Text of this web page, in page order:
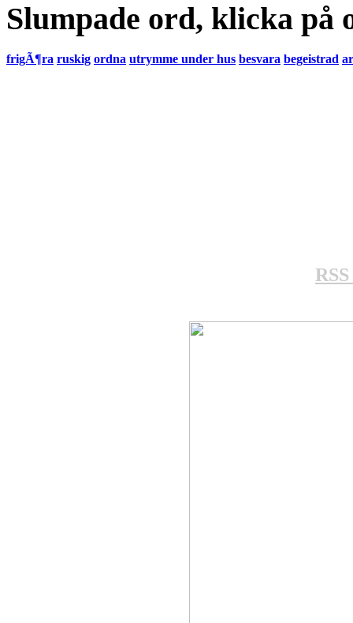
Slumpade ord, klicka på
frigÃ¶ra ruskig ordna utrymme under hus besvara begeistrad